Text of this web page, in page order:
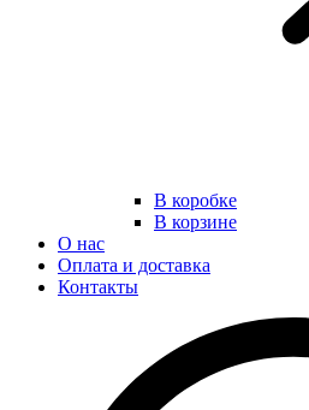
В коробке
В корзине
О нас
Оплата и доставка
Контакты